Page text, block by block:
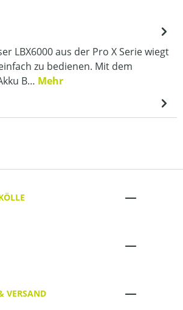
LBX6000 aus der Pro X Serie wiegt
zu bedienen. Mit dem
B… Mehr
VERSAND